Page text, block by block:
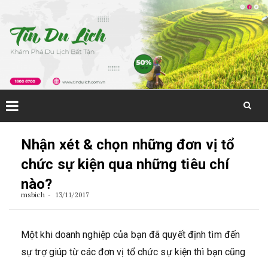
Nhận xét & chọn những đơn vị tổ
chức sự kiện qua những tiêu chí
nào?
msbich 13/11/2017
Một khi doanh nghiệp của bạn đã quyết định tìm đến
sự trợ giúp từ các đơn vị tổ chức sự kiện thì bạn cũng